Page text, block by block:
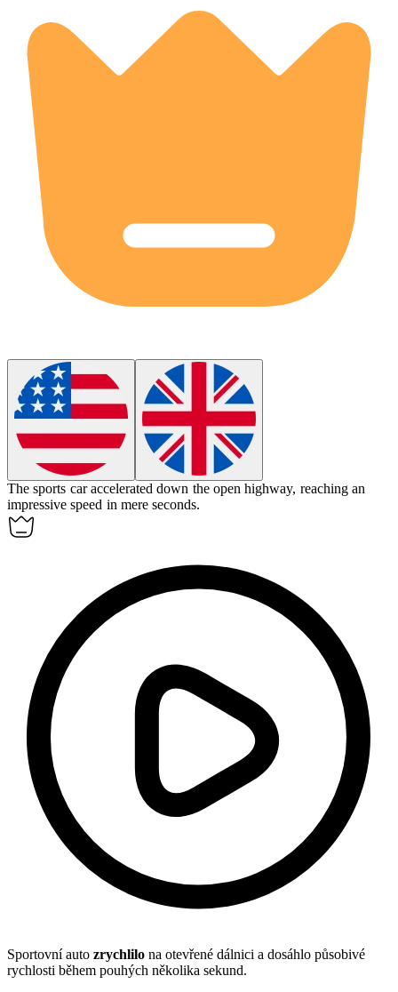
The sports caraccelerated down the open highway, reaching an
impressive speed in mere seconds.
Sportovní auto zrychlilo na otevřené dálnici a dosáhlo působivé
rychlosti během pouhých několika sekund.